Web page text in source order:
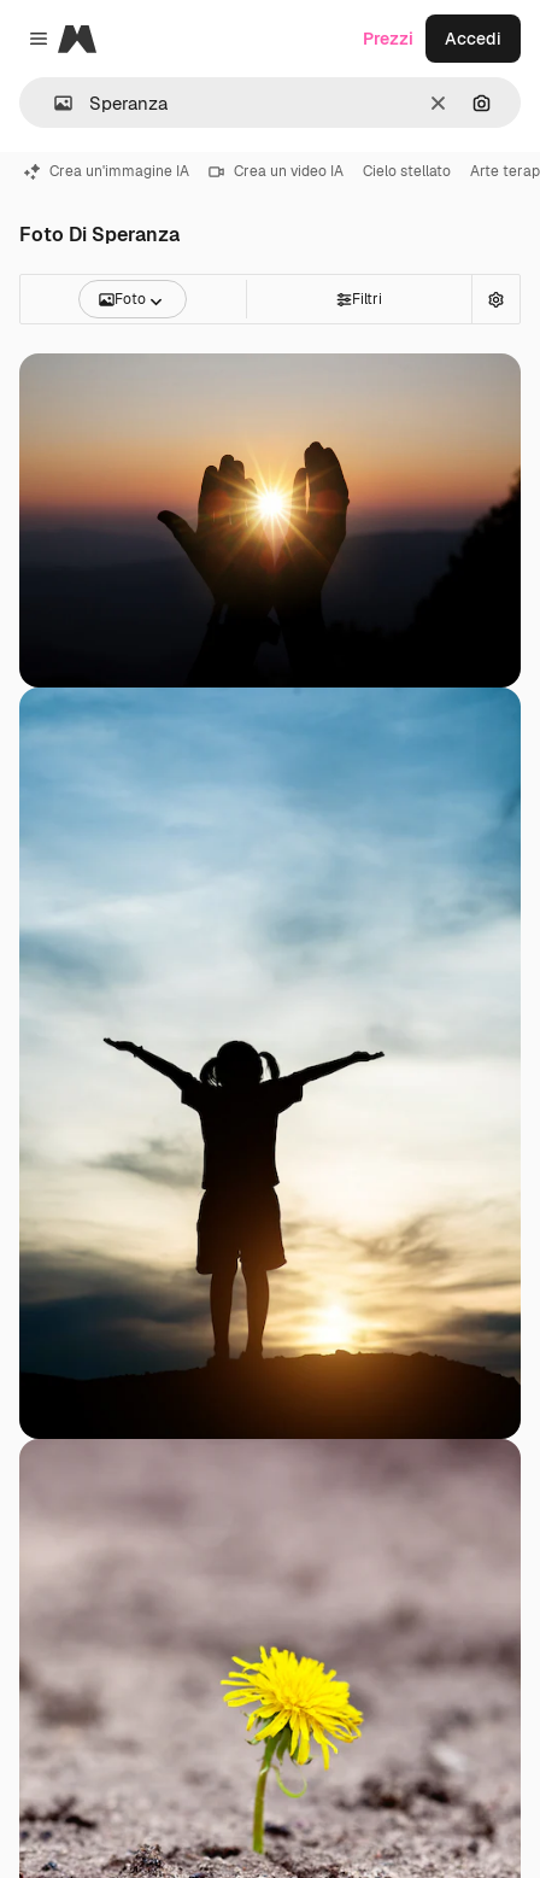
Close menu
Magnific
CancellaCerca
Prezzi Accedi
Crea un'immagine IA Crea un video IA Cielo stellato Arte
Foto Di Speranza
Foto Filtri